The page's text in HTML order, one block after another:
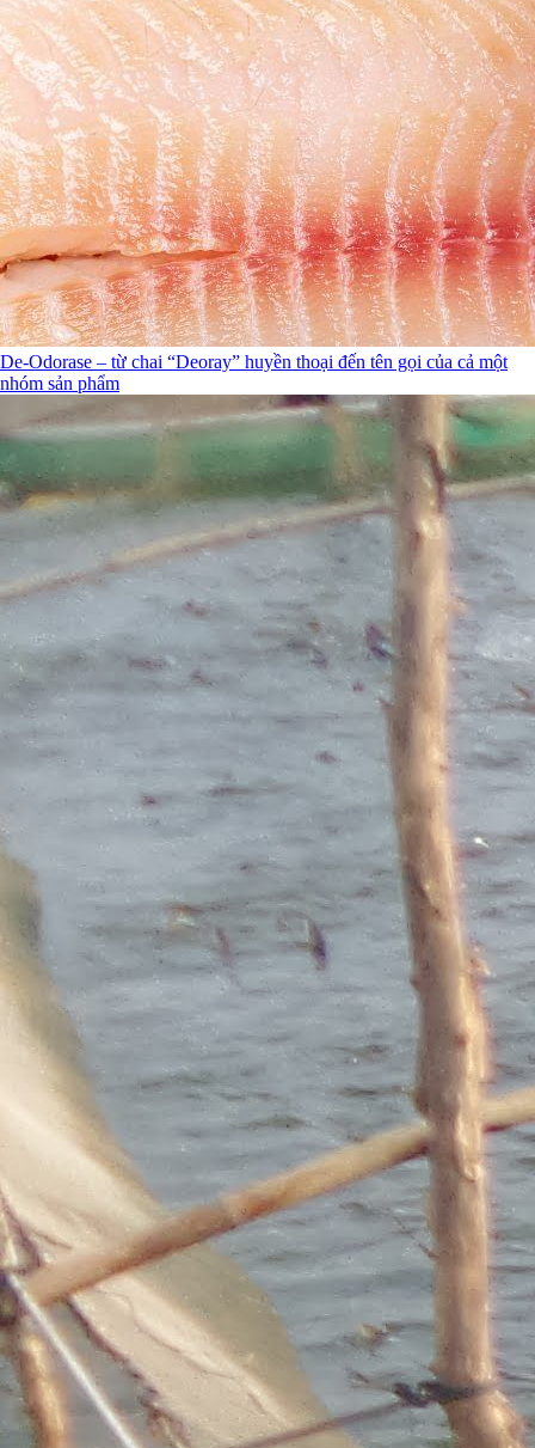
De-Odorase – từ chai “Deoray” huyền thoại đến tên gọi của cả một
nhóm sản phẩm